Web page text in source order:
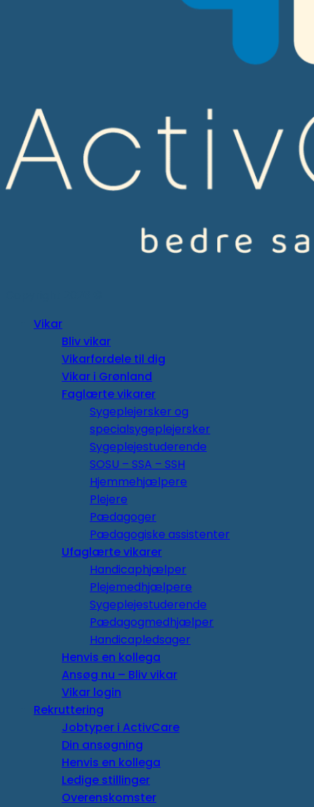
Vikar
Bliv vikar
Vikarfordele til dig
Vikar i Grønland
Faglærte vikarer
Sygeplejersker og
specialsygeplejersker
Sygeplejestuderende
SOSU – SSA – SSH
Hjemmehjælpere
Plejere
Pædagoger
Pædagogiske assistenter
Ufaglærte vikarer
Handicaphjælper
Plejemedhjælpere
Sygeplejestuderende
Pædagogmedhjælper
Handicapledsager
Henvis en kollega
Ansøg nu – Bliv vikar
Vikar login
Rekruttering
Jobtyper i ActivCare
Din ansøgning
Henvis en kollega
Ledige stillinger
Overenskomster